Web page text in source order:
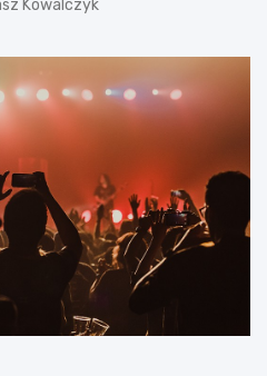
Kowalczyk